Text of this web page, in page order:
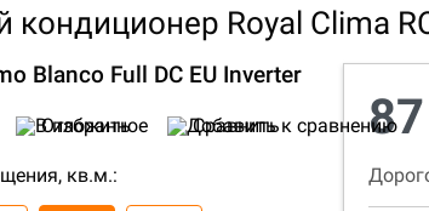
кондиционер Royal Clima
Blanco Full DC EU Inverter
Отложить Сравнить
кв.м.: